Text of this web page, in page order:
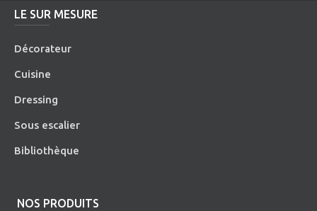
LE SUR MESURE
Décorateur
Cuisine
Dressing
Sous escalier
Bibliothèque
NOS PRODUITS